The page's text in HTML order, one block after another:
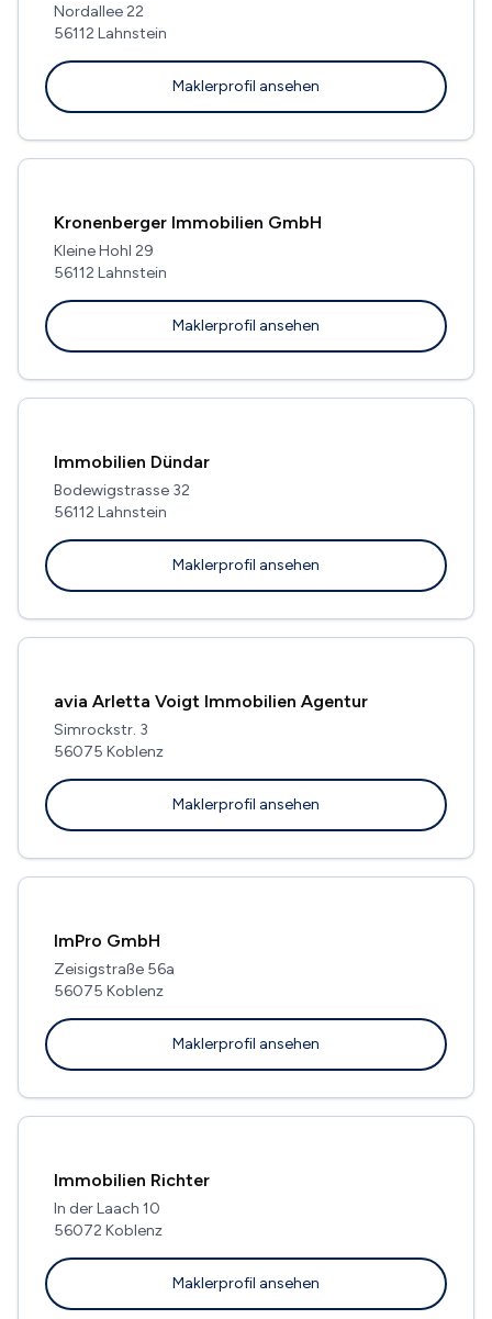
Nordallee 22
56112 Lahnstein
Maklerprofil ansehen
Kronenberger Immobilien GmbH
Kleine Hohl 29
56112 Lahnstein
Maklerprofil ansehen
Immobilien Dündar
Bodewigstrasse 32
56112 Lahnstein
Maklerprofil ansehen
avia Arletta Voigt Immobilien Agentur
Simrockstr. 3
56075 Koblenz
Maklerprofil ansehen
ImPro GmbH
Zeisigstraße 56a
56075 Koblenz
Maklerprofil ansehen
Immobilien Richter
In der Laach 10
56072 Koblenz
Maklerprofil ansehen